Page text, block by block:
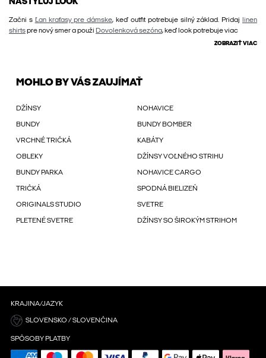
NASTYLUJ LOOK
Začni s Ľan kraťasy pre dámske, keď outfit potrebuje silný základ. Pridaj
linen
shirtspre nový smer a použi Dovolenková sezóna, keď look potrebuje viac
ZOBRAZIŤ VIAC
MOHLO BY VÁS ZAUJÍMAŤ
DŽÍNSY NOHAVICE
BUNDY BUNDY BOMBER
VRCHNÉ TRIČKÁ KABÁTY
OBLEKY DŽÍNSY VOĽNÉHO STRIHU
BUNDY PARKA NOHAVICE CARGO
TRIČKÁ SPODNÁ BIELIZEŇ
ORIGINALS STUDIO SVETRE
PLETENÉ SVETRE DŽÍNSY SO ŠIROKÝM STRIHOM
KRAJINA/JAZYK
SLOVENSKO / SLOVENČINA
SPÔSOBY PLATBY